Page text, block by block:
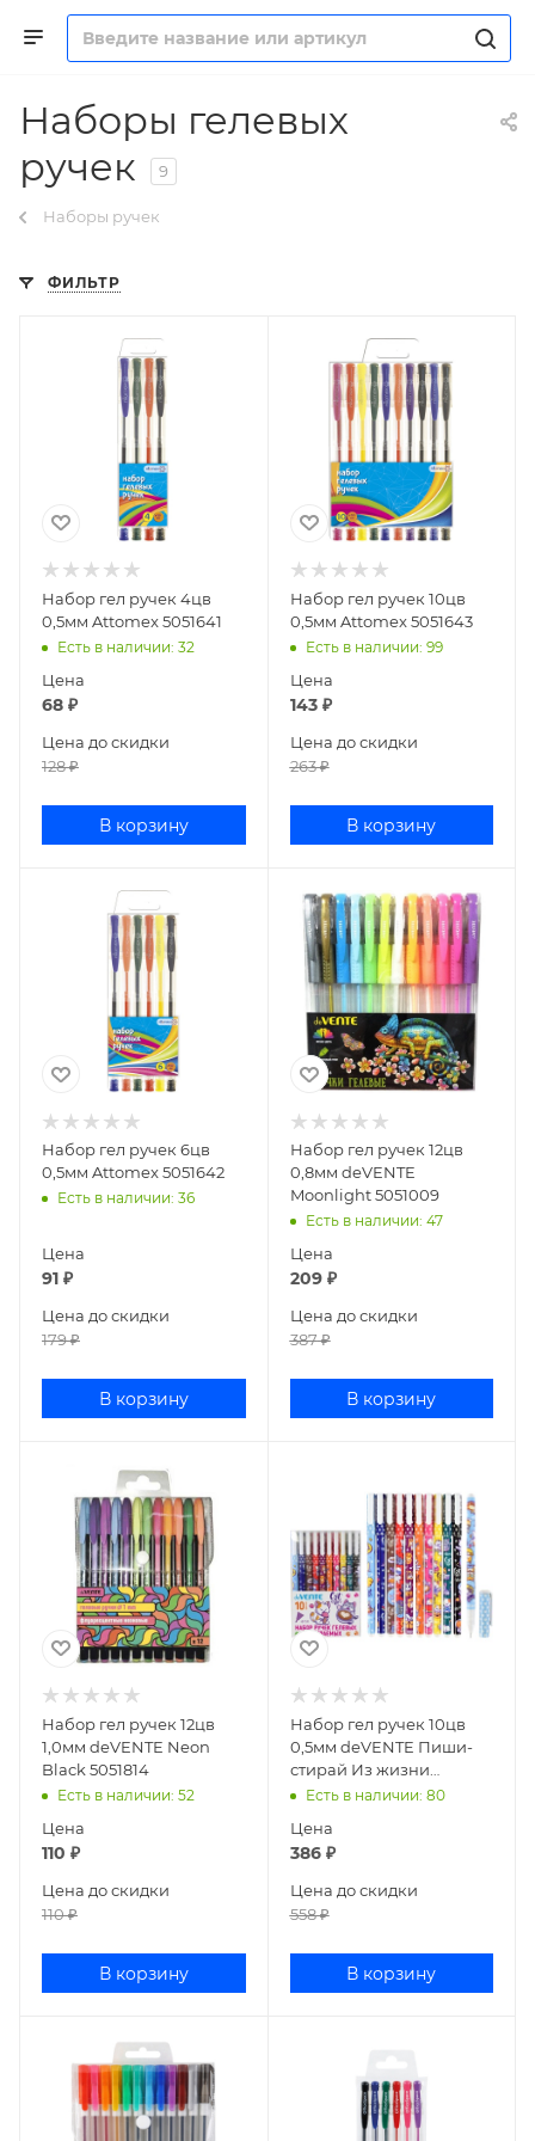
Наборы гелевых
ручек
9
Наборы ручек
ФИЛЬТР
Набор гел ручек 4цв
0,5мм Attomex 5051641
Есть в наличии: 32
Цена
68 ₽
Цена до скидки
128₽
В корзину
Набор гел ручек 10цв
0,5мм Attomex 5051643
Есть в наличии: 99
Цена
143₽
Цена до скидки
263₽
В корзину
Набор гел ручек 6цв
0,5мм Attomex 5051642
Есть в наличии: 36
Цена
91 ₽
Цена до скидки
179₽
В корзину
Набор гел ручек 12цв
0,8мм deVENTE
Moonlight 5051009
Есть в наличии: 47
Цена
209₽
Цена до скидки
387₽
В корзину
Набор гел ручек 12цв
1,0мм deVENTE Neon
Black 5051814
Есть в наличии: 52
Цена
110 ₽
Цена до скидки
110₽
В корзину
Набор гел ручек 10цв
0,5мм deVENTE Пиши-
стирай Из жизни
котиков 5051425
Есть в наличии: 80
Цена
386₽
Цена до скидки
558₽
В корзину